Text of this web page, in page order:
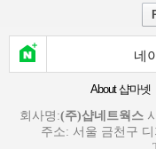
네
About 샵마넷
회사명:(주)샵네트웍스
주소: 서울 금천구